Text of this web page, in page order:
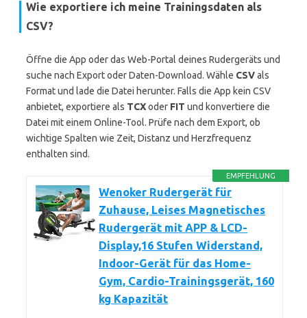
Wie exportiere ich meine Trainingsdaten als
CSV?
Öffne die App oder das Web-Portal deines Rudergeräts und
suche nach Export oder Daten-Download. Wähle CSVals
Format und lade die Datei herunter. Falls die App kein CSV
anbietet, exportiere als TCXoder FIT und konvertiere die
Datei mit einem Online-Tool. Prüfe nach dem Export, ob
wichtige Spalten wie Zeit, Distanz und Herzfrequenz
enthalten sind.
EMPFEHLUNG
Wenoker Rudergerät für
Zuhause, Leises Magnetisches
Rudergerät mit APP & LCD-
Display,16 Stufen Widerstand,
Indoor-Gerät für das Home-
Gym, Cardio-Trainingsgerät, 160
kg Kapazität